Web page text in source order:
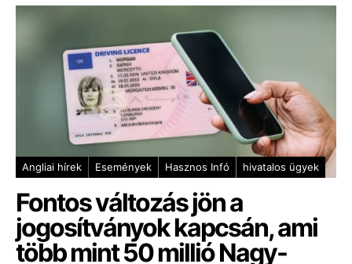
Angliai hírek Események Hasznos Infó hivatalos ügyek
Fontos változás jön a
jogosítványok kapcsán, ami
több mint 50 millió Nagy-